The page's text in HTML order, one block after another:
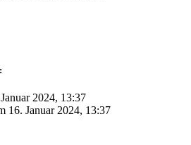
2024, 13:37
16. Januar 2024, 13:37